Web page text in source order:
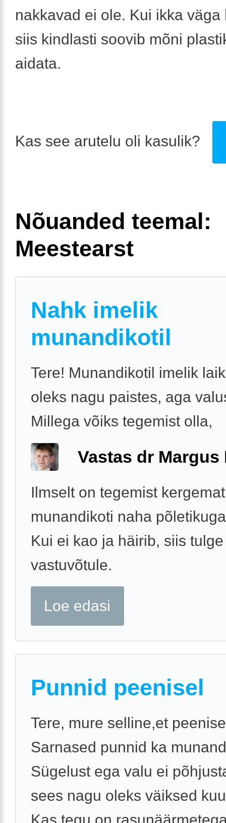
nakkavad ei ole. Kui ikka väga
siis kindlasti soovib mõni
aidata.
Kas see arutelu oli kasulik?
Nõuanded teemal:
Meestearst
Nahk imelik
munandikotil
Tere! Munandikotil imelik
oleks nagu paistes, aga
Millega võiks tegemist olla,
Vastas dr Margus
Ilmselt on tegemist
munandikoti naha
Kui ei kao ja häirib, siis tulge
vastuvõtule.
Loe edasi
Punnid peenisel
Tere, mure selline,et
Sarnased punnid ka
Sügelust ega valu ei
sees nagu oleks väiksed
Kas tegu on